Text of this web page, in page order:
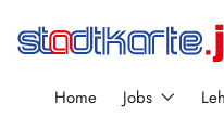
Home Jobs